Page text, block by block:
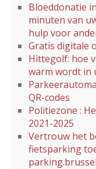
Bloeddonatie
minuten van
hulp voor
Gratis digitale
Hittegolf: hoe
warm wordt in
QR-codes
Politiezone :
2021-2025
Vertrouw het
fietsparking